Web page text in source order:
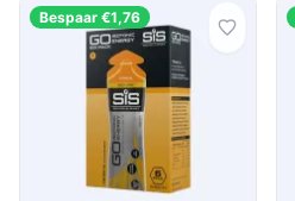
Bespaar €1,76